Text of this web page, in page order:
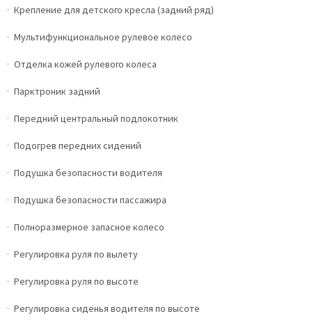
Крепление для детского кресла (задний ряд)
Мультифункциональное рулевое колесо
Отделка кожей рулевого колеса
Парктроник задний
Передний центральный подлокотник
Подогрев передних сидений
Подушка безопасности водителя
Подушка безопасности пассажира
Полноразмерное запасное колесо
Регулировка руля по вылету
Регулировка руля по высоте
Регулировка сиденья водителя по высоте